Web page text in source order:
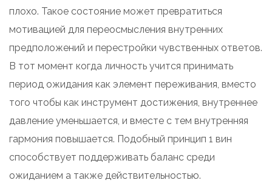
плохо. Такое состояние может превратиться
мотивацией для переосмысления внутренних
предположений и перестройки чувственных ответов.
В тот момент когда личность учится принимать
период ожидания как элемент переживания, вместо
того чтобы как инструмент достижения, внутреннее
давление уменьшается, и вместе с тем внутренняя
гармония повышается. Подобный принцип 1 вин
способствует поддерживать баланс среди
ожиданием а также действительностью.